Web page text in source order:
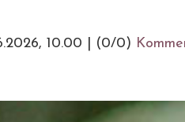
10.00 (0/0)